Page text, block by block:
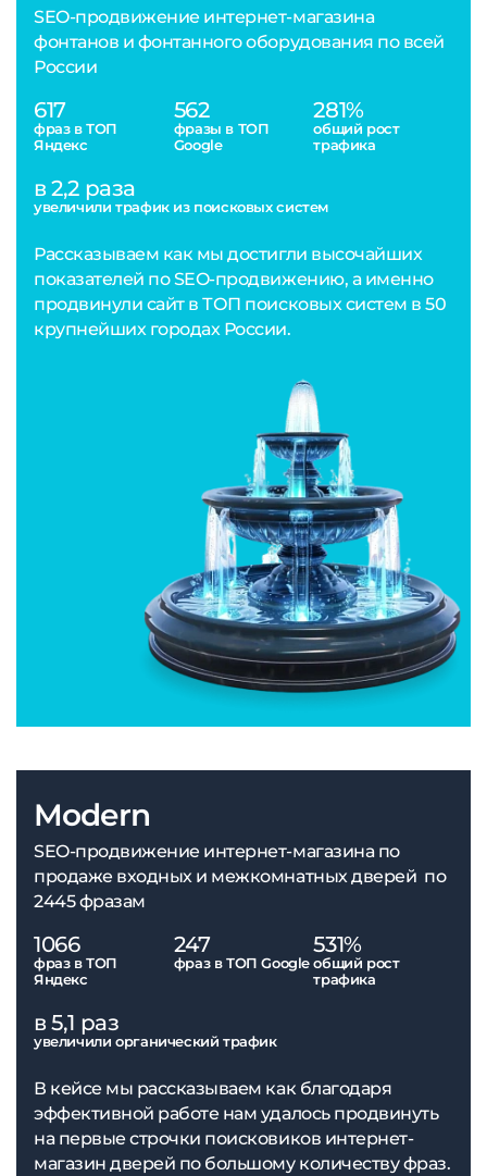
SEO-продвижение интернет-магазина
фонтанов и фонтанного оборудования по всей
России
617
фраз в ТОП
Яндекс
562
фразы в ТОП
Google
281%
общий рост
трафика
в 2,2 раза
увеличили трафик из поисковых систем
Рассказываем как мы достигли высочайших
показателей по SEO-продвижению, а именно
продвинули сайт в ТОП поисковых систем в 50
крупнейших городах России.
Modern
SEO-продвижение интернет-магазина по
продаже входных и межкомнатных дверей по
2445 фразам
1066
фраз в ТОП
Яндекс
247
фраз в ТОП Google
531%
общий рост
трафика
в 5,1 раз
увеличили органический трафик
В кейсе мы рассказываем как благодаря
эффективной работе нам удалось продвинуть
на первые строчки поисковиков интернет-
магазин дверей по большому количеству фраз.